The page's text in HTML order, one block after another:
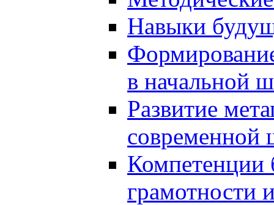
Навыки
в начальной
Развитие
современной
Компетенции
грамотности